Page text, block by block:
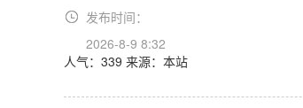
发布时间：
2026-8-9 8:32
人气：339 来源：本站